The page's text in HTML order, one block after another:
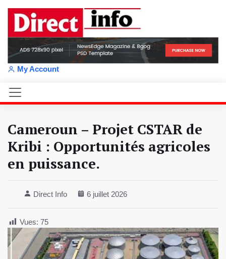
My Account
Cameroun – Projet CSTAR de
Kribi : Opportunités agricoles
en puissance.
Direct Info 6 juillet 2026
Vues: 75